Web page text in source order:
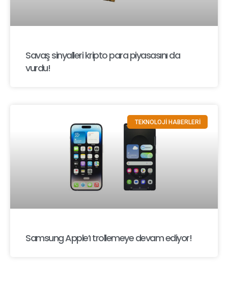
Savaş sinyalleri kripto para piyasasını da
vurdu!
TEKNOLOJİ HABERLERİ
Samsung Apple’ı trollemeye devam ediyor!